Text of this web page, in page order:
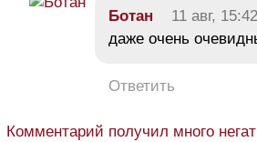
Ботан 11 авг, 15:42
даже очень
Ответить
Комментарий получил много